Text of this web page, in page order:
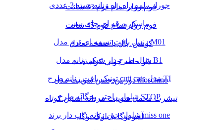
جوراب لمه راه راه زنانه بسته 3 عددی
ماسک ورقه ای چای سبز
زنبیل بافت تسمه ای نرم مدل M01
شال طرح دار شیک زنانه مدل B1
تونیک بافت زنانه طرح cuti cats مدل TI
شلوار راحتی بچگانه طرح STOP
شلوار جین زنانه زاپ دار برند miss one
فوم رولر تمام فوم 33 سانت
فوم رولر تمام فوم 45 سانت
کوشن بال یا صفحه تعادل
دار حلقه چوبی کراسفیت
دورس جنس سوییت مدل moschino
تیشرت مخمل سوییت مردانه آستین کوتاه
آجر یوگا یا بلوک یوگا